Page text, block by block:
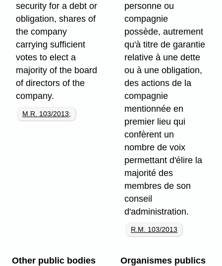
security for a debt or
obligation, shares of
the company
carrying sufficient
votes to elect a
majority of the board
of directors of the
company.
M.R. 103/2013;
personne ou
compagnie
possède, autrement
qu'à titre de garantie
relative à une dette
ou à une obligation,
des actions de la
compagnie
mentionnée en
premier lieu qui
confèrent un
nombre de voix
permettant d'élire la
majorité des
membres de son
conseil
d'administration.
R.M. 103/2013
Other public bodies
Organismes publics